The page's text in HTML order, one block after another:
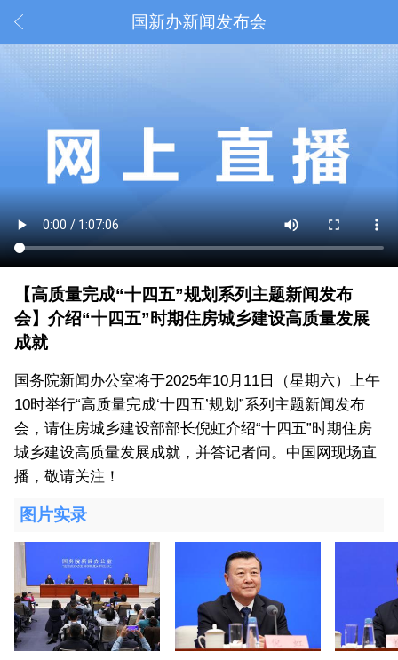
国新办新闻发布会
【高质量完成“十四五”规划系列主题新闻发布
会】介绍“十四五”时期住房城乡建设高质量发展
成就
国务院新闻办公室将于2025年10月11日（星期六）上午
10时举行“高质量完成‘十四五’规划”系列主题新闻发布
会，请住房城乡建设部部长倪虹介绍“十四五”时期住房
城乡建设高质量发展成就，并答记者问。中国网现场直
播，敬请关注！
图片实录